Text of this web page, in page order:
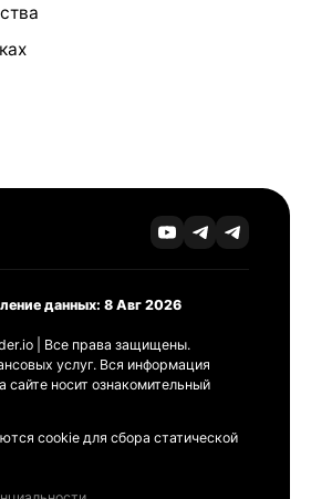
данных: 8 Авг 2026
| Все права защищены.
услуг. Вся информация
сайте носит ознакомительный
cookie для сбора статической